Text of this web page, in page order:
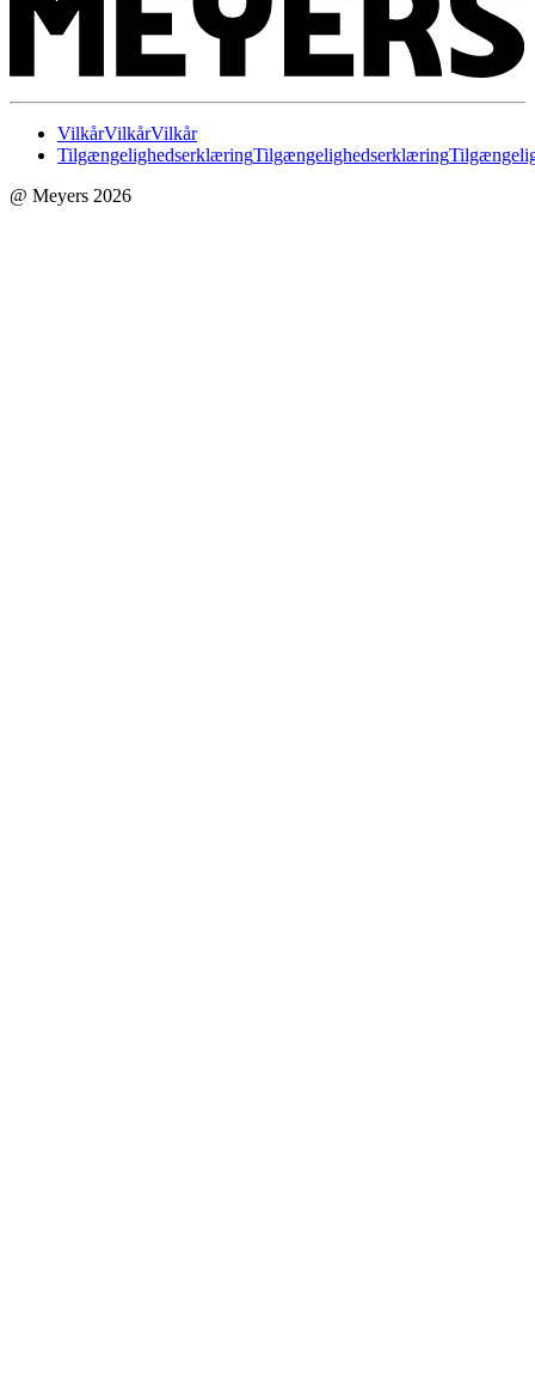
VilkårVilkårVilkår
TilgængelighedserklæringTilgængelighedserklæring
@ Meyers 2026